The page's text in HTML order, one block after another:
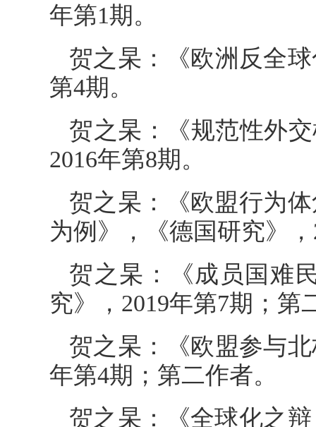
年第1期。
贺之杲：《欧洲反全
第4期。
贺之杲：《规范性外
2016年第8期。
贺之杲：《欧盟行为
为例》，《德国研究》
贺之杲：《成员国难
究》，2019年第7期；第
贺之杲：《欧盟参与
年第4期；第二作者。
贺之杲：《全球化之